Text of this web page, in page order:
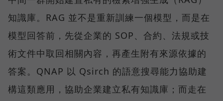
知識庫。RAG 並不是重新訓練一個模型，而是在
模型回答前，先從企業的 SOP、合約、法規或技
術文件中取回相關內容，再產生附有來源依據的
答案。QNAP 以 Qsirch 的語意搜尋能力協助建
構這類應用，協助企業建立私有知識庫；而走在